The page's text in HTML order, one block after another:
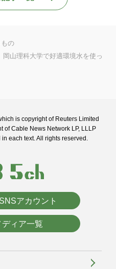
の
山理科大学で好適環境水を使っ
is copyright of Reuters Limited
of Cable News Network LP, LLLP
each text. All rights reserved.
アカウント
ディア一覧